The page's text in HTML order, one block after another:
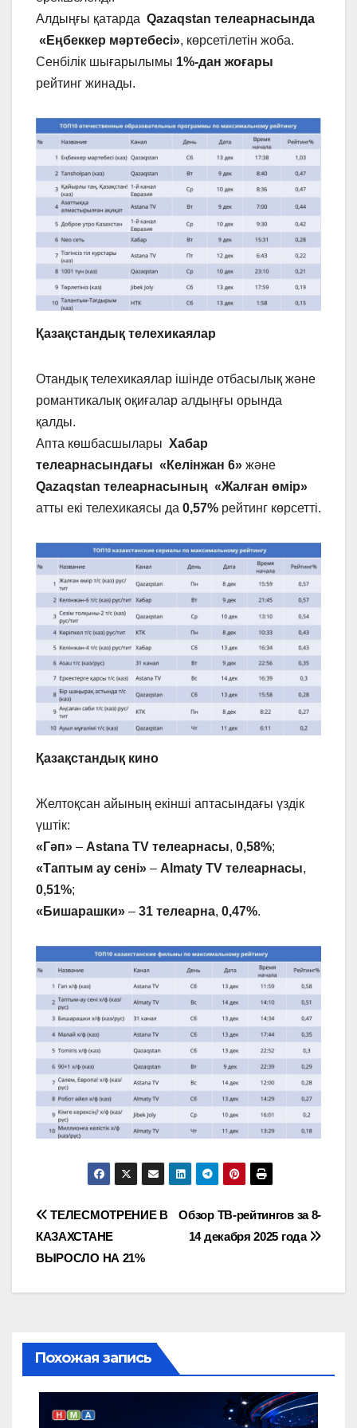
Алдыңғы қатарда Qazaqstan телеарнасында
«Еңбеккер мәртебесі», көрсетілетін жоба.
Сенбілік шығарылымы 1%-дан жоғары
рейтинг жинады.
Қазақстандық телехикаялар
Отандық телехикаялар ішінде отбасылық және
романтикалық оқиғалар алдыңғы орында
қалды.
Апта көшбасшылары Хабар
телеарнасындағы «Келінжан 6» және
Qazaqstan телеарнасының «Жалған өмір»
атты екі телехикаясы да 0,57% рейтинг көрсетті.
Қазақстандық кино
Желтоқсан айының екінші аптасындағы үздік
үштік:
«Гәп» – Astana TV телеарнасы, 0,58%;
«Таптым ау сені» – Almaty TV телеарнасы,
0,51%;
«Бишарашки» – 31 телеарна, 0,47%.
Навигация
по
записям
Обзор ТВ-рейтингов за 8-
14 декабря 2025 года
ТЕЛЕСМОТРЕНИЕ В
КАЗАХСТАНЕ
ВЫРОСЛО НА 21%
Похожая запись